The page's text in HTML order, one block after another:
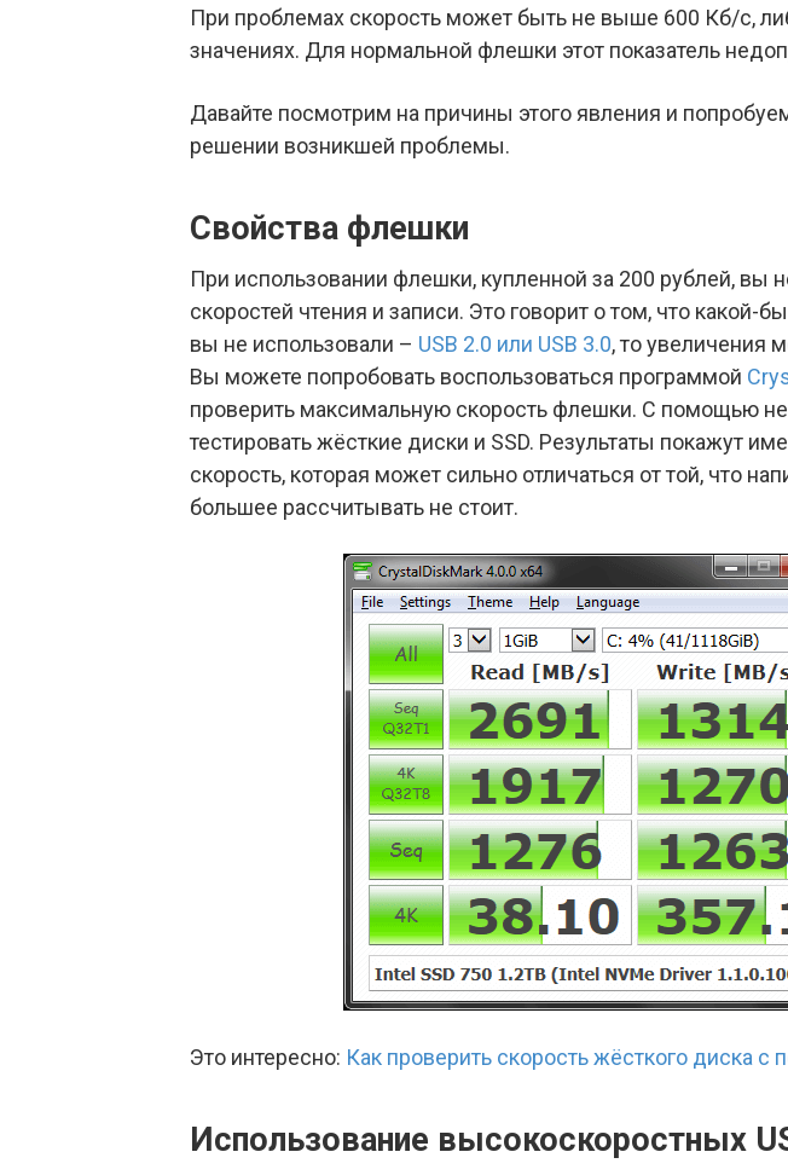
При проблемах скорость может быть не выше 600 Кб/с,
значениях. Для нормальной флешки этот показатель
Давайте посмотрим на причины этого явления и
решении возникшей проблемы.
Свойства флешки
При использовании флешки, купленной за 200 рублей, вы
скоростей чтения и записи. Это говорит о том, что какой-
вы не использовали – USB 2.0 или USB 3.0, то увеличения
Вы можете попробовать воспользоваться программой
проверить максимальную скорость флешки. С помощью
тестировать жёсткие диски и SSD. Результаты покажут
скорость, которая может сильно отличаться от той, что
большее рассчитывать не стоит.
Это интересно: Как проверить скорость жёсткого диска с
Использование высокоскоростных